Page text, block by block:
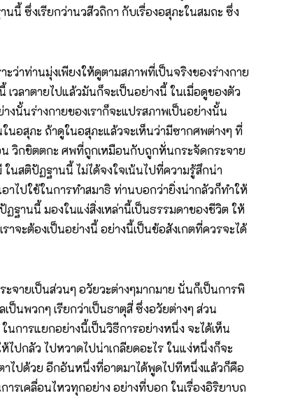
นี้ ซึ่งเรียกว่านวสีวถิกา กับเรื่องอสุภะในสมถะ ซึ่ง
ะว่าท่านมุ่งเพียงให้ดูตามสภาพที่เป็นจริงของร่างกาย
วลาตายไปแล้วมันก็จะเป็นอย่างนี้ ในเมื่อดูของตัว
งนั้นร่างกายของเราก็จะแปรสภาพเป็นอย่างนั้น
นอสุภะ ถ้าดูในอสุภะแล้วจะเห็นว่ามีซากศพต่างๆ ที่
น วิกขิตตกะ ศพที่ถูกเหมือนกับถูกหั่นกระจัดกระจาย
สติปัฏฐานนี้ ไม่ได้จงใจเน้นไปที่ความรู้สึกน่า
าไปใช้ในการทำสมาธิ ท่านบอกว่ายิ่งน่ากลัวก็ทำให้
ฐานนี้ มองในแง่สิ่งเหล่านี้เป็นธรรมดาของชีวิต ให้
จะต้องเป็นอย่างนี้ อย่างนี้เป็นข้อสังเกตที่ควรจะได้
จายเป็นส่วนๆ อวัยวะต่างๆมากมาย นั่นก็เป็นการพิ
นพวกๆ เรียกว่าเป็นธาตุสี่ ซึ่งอวัยต่างๆ ส่วน
นการแยกอย่างนี้เป็นวิธีการอย่างหนึ่ง จะได้เห็น
ไปกลัว ไปหวาดไปน่าเกลียดอะไร ในแง่หนึ่งก็จะ
าไปด้วย อีกอันหนึ่งที่อาตมาได้พูดไปทีหนึ่งแล้วก็คือ
รเคลื่อนไหวทุกอย่าง อย่างที่บอก ในเรื่องอิริยาบถ